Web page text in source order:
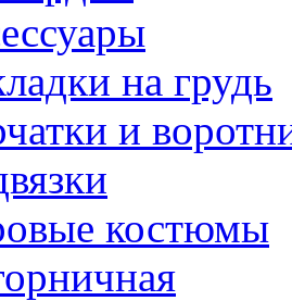
на грудь
и
костюмы